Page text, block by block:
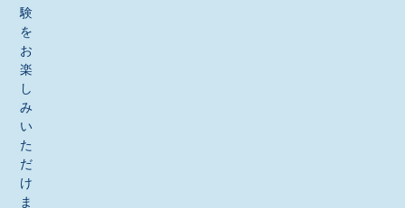
験
を
お
楽
し
み
い
た
だ
け
ま